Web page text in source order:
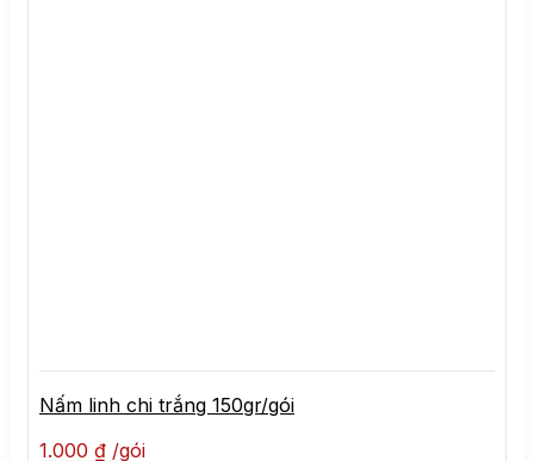
Nấm linh chi trắng 150gr/gói
1.000 ₫ gói